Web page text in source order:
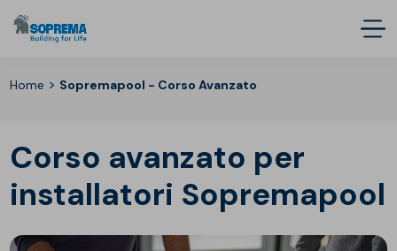
Home > Sopremapool - Corso Avanzato
Corso avanzato per
installatori Sopremapool